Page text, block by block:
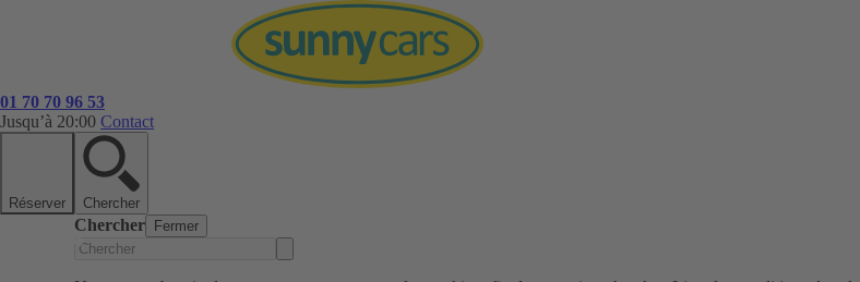
01 70 70 96 53
Jusqu’à 20:00 Contact
Réserver Chercher
Chercher Fermer